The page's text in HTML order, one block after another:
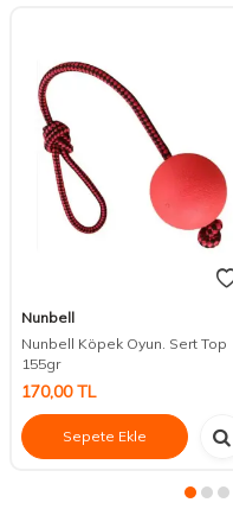
Nunbell
Nunbell Köpek Oyun. Sert Top
155gr
170,00TL
Sepete Ekle